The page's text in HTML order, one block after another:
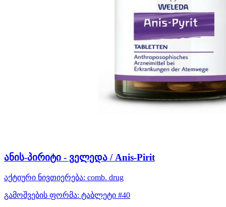
ანის-პირიტი - ველედა / Anis-Pirit
აქტიური ნივთიერება: comb. drug
გამოშვების ფორმა: ტაბლეტი #40